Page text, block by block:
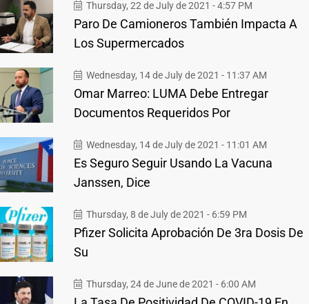
Thursday, 22 de July de 2021 - 4:57 PM
Paro De Camioneros También Impacta A
Los Supermercados
Wednesday, 14 de July de 2021 - 11:37 AM
Omar Marreo: LUMA Debe Entregar
Documentos Requeridos Por
Wednesday, 14 de July de 2021 - 11:01 AM
Es Seguro Seguir Usando La Vacuna
Janssen, Dice
Thursday, 8 de July de 2021 - 6:59 PM
Pfizer Solicita Aprobación De 3ra Dosis De
Su
Thursday, 24 de June de 2021 - 6:00 AM